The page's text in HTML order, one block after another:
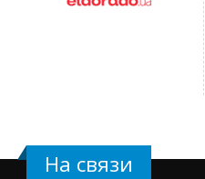
На связи